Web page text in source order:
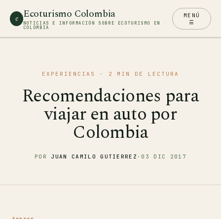
e Ecoturismo Colombia
NOTICIAS E INFORMACIÓN SOBRE ECOTURISMO EN
COLOMBIA
MENÚ
☰
EXPERIENCIAS · 2 MIN DE LECTURA
Recomendaciones para
viajar en auto por
Colombia
POR JUAN CAMILO GUTIERREZ · 03 DIC 2017